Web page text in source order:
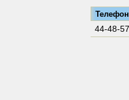
Телефон
44-48-57